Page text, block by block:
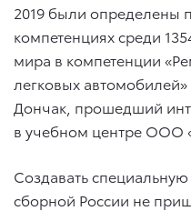
2019 были определены
компетенциях среди
мира в компетенции
легковых
Дончак, прошедший
в учебном центре ООО
Создавать
сборной России не